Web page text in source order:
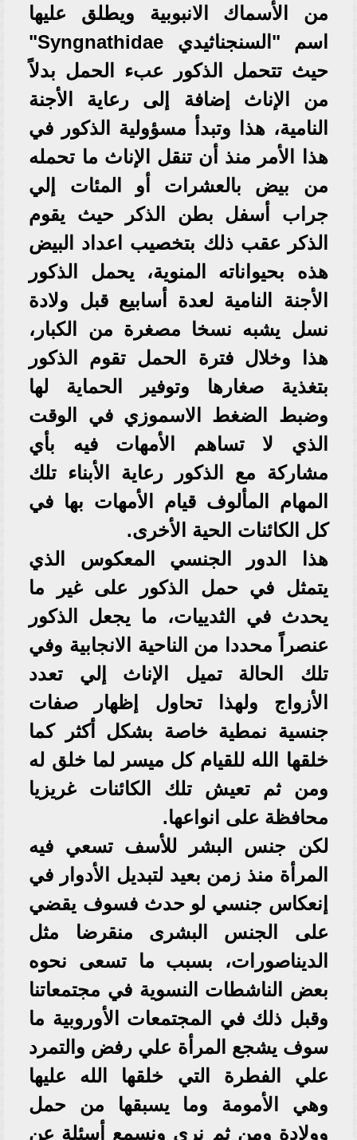
من الأسماك الانبوبية ويطلق عليها
اسم "السنجناثيدي Syngnathidae"
حيث تتحمل الذكور عبء الحمل بدلاً
من الإناث إضافة إلى رعاية الأجنة
النامية، هذا وتبدأ مسؤولية الذكور في
هذا الأمر منذ أن تنقل الإناث ما تحمله
من بيض بالعشرات أو المئات إلي
جراب أسفل بطن الذكر حيث يقوم
الذكر عقب ذلك بتخصيب اعداد البيض
هذه بحيواناته المنوية، يحمل الذكور
الأجنة النامية لعدة أسابيع قبل ولادة
نسل يشبه نسخا مصغرة من الكبار،
هذا وخلال فترة الحمل تقوم الذكور
بتغذية صغارها وتوفير الحماية لها
وضبط الضغط الاسموزي في الوقت
الذي لا تساهم الأمهات فيه بأي
مشاركة مع الذكور رعاية الأبناء تلك
المهام المألوف قيام الأمهات بها في
كل الكائنات الحية الأخرى.
هذا الدور الجنسي المعكوس الذي
يتمثل في حمل الذكور على غير ما
يحدث في الثدييات، ما يجعل الذكور
عنصراً محددا من الناحية الانجابية وفي
تلك الحالة تميل الإناث إلي تعدد
الأزواج ولهذا تحاول إظهار صفات
جنسية نمطية خاصة بشكل أكثر كما
خلقها الله للقيام كل ميسر لما خلق له
ومن ثم تعيش تلك الكائنات غريزيا
محافظة على انواعها.
لكن جنس البشر للأسف تسعي فيه
المرأة منذ زمن بعيد لتبديل الأدوار في
إنعكاس جنسي لو حدث فسوف يقضي
على الجنس البشرى منقرضا مثل
الديناصورات، بسبب ما تسعى نحوه
بعض الناشطات النسوية في مجتمعاتنا
وقبل ذلك في المجتمعات الأوروبية ما
سوف يشجع المرأة علي رفض والتمرد
علي الفطرة التي خلقها الله عليها
وهي الأمومة وما يسبقها من حمل
وولادة ومن ثم نري ونسمع أسئلة عن